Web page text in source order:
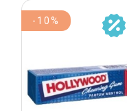
-10%